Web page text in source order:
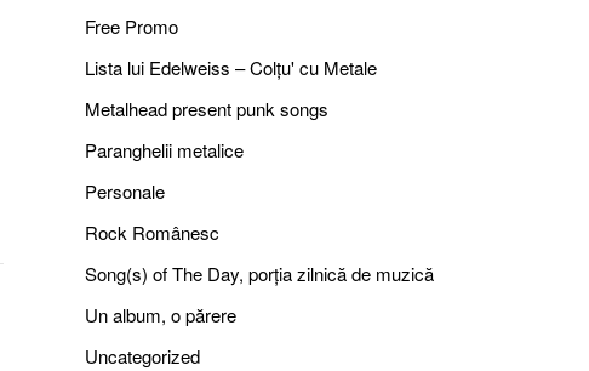
Free Promo
Lista lui Edelweiss – Colțu' cu Metale
Metalhead present punk songs
Paranghelii metalice
Personale
Rock Românesc
Song(s) of The Day, porția zilnică de muzică
Un album, o părere
Uncategorized